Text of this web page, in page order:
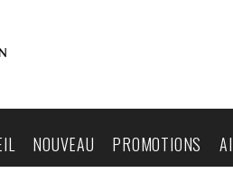
NOUVEAU PROMOTIONS